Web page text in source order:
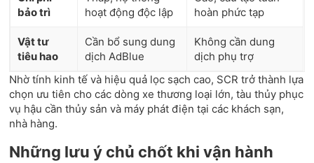
bảo trì
hoạt động độc lập
hoàn phức tạp
Vật tư
tiêu hao
Cần bổ sung dung
dịch AdBlue
Không cần dung
dịch phụ trợ
Nhờ tính kinh tế và hiệu quả lọc sạch cao, SCR trở thành lựa
chọn ưu tiên cho các dòng xe thương loại lớn, tàu thủy phục
vụ hậu cần thủy sản và máy phát điện tại các khách sạn,
nhà hàng.
Những lưu ý chủ chốt khi vận hành